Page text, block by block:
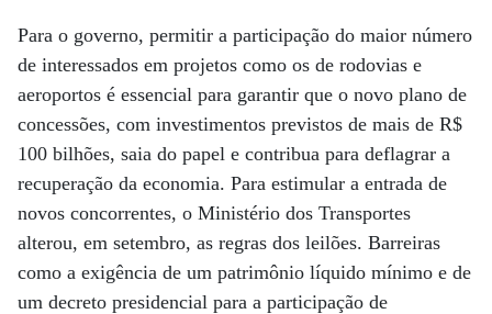
Para o governo, permitir a participação do maior número
de interessados em projetos como os de rodovias e
aeroportos é essencial para garantir que o novo plano de
concessões, com investimentos previstos de mais de R$
100 bilhões, saia do papel e contribua para deflagrar a
recuperação da economia. Para estimular a entrada de
novos concorrentes, o Ministério dos Transportes
alterou, em setembro, as regras dos leilões. Barreiras
como a exigência de um patrimônio líquido mínimo e de
um decreto presidencial para a participação de